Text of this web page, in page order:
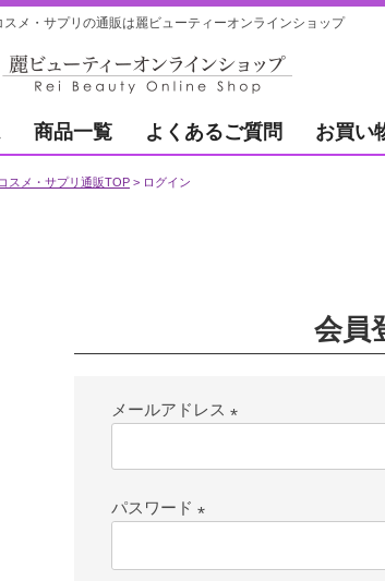
スメ・サプリの通販は麗ビューティーオンラインショップ
商品一覧 よくあるご質問 お買い
スメ・サプリ通販TOP ログイン
会員
メールアドレス
須)
パスワード
須)